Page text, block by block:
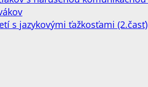
s jazykovými ťažkosťami (2.časť)